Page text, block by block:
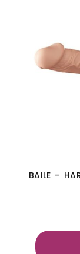
BAILE –